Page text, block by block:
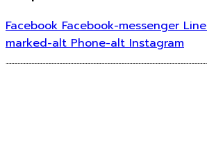
Facebook Facebook-messenger Line
marked-alt Phone-alt Instagram